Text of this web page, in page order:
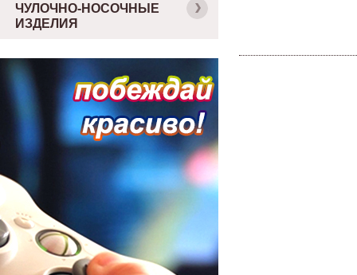
ЧУЛОЧНО-НОСОЧНЫЕ
ИЗДЕЛИЯ